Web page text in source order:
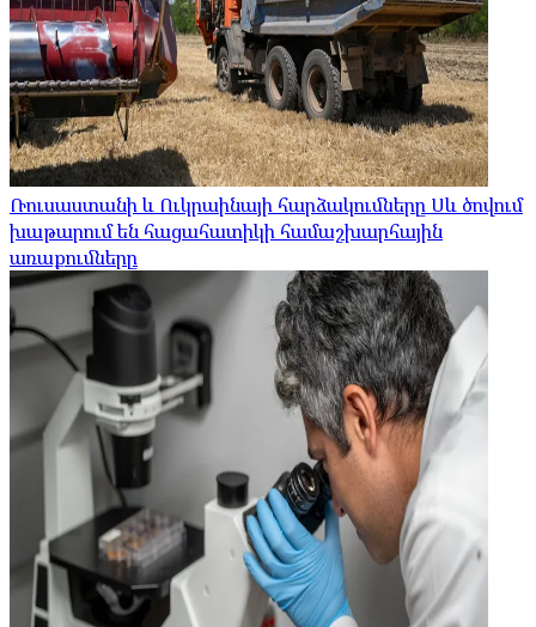
Ռուսաստանի և Ուկրաինայի հարձակումները Սև ծովում
խաթարում են հացահատիկի համաշխարհային
առաքումները